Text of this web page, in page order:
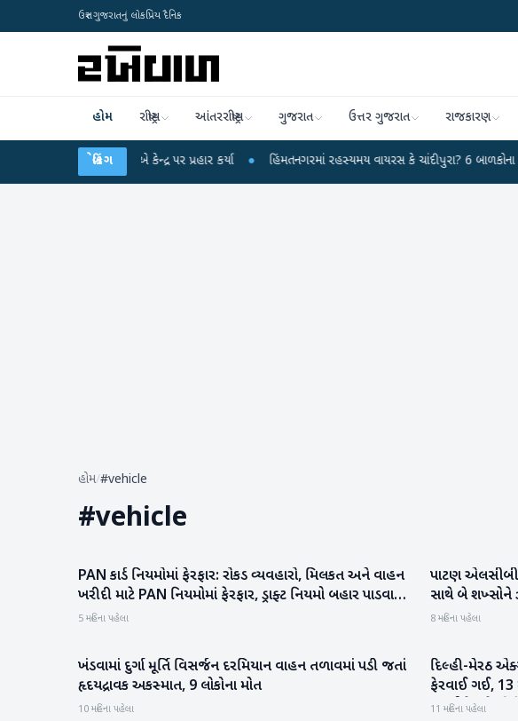
ઉત્તર ગુજરાતનું લોકપ્રિય દૈનિક
હોમ રાષ્ટ્રીય આંતરરાષ્ટ્રીય ગુજરાત ઉત્તર ગુજરાત રાજકારણ
બ્રેકિંગ
ગાંધીએ કેન્દ્ર પર પ્રહાર કર્યા ● હિંમતનગરમાં રહસ્યમય વાયરસ કે ચાંદીપુરા? 6 બાળકોના મોતથી ફફડાટ
હોમ/#vehicle
#vehicle
બિઝનેસ
PAN કાર્ડ નિયમોમાં ફેરફાર: રોકડ વ્યવહારો, મિલકત અને વાહન
ખરીદી માટે PAN નિયમોમાં ફેરફાર, ડ્રાફ્ટ નિયમો બહાર પાડવામાં
આવ્યા
5 મહિના પહેલા
પાટણ
પાટણ
સાથે બે શખ્સોને
8 મહિના પહેલા
રાષ્ટ્રીય
ખંડવામાં દુર્ગા મૂર્તિ વિસર્જન દરમિયાન વાહન તળાવમાં પડી જતાં
હૃદયદ્રાવક અકસ્માત, 9 લોકોના મોત
10 મહિના પહેલા
રાષ્ટ્રીય
દિલ્હી-મેરઠ
ફેરવાઈ ગઈ, 13
જાણીને તમે
11 મહિના પહેલા